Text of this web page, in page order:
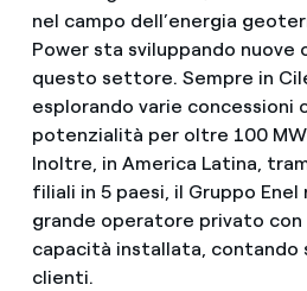
nel campo dell’energia
Power sta sviluppando nuove
questo settore. Sempre in
esplorando varie concessioni
potenzialità per oltre 100
Inoltre, in America Latina,
filiali in 5 paesi, il Gruppo
grande operatore privato con
capacità installata, contando
clienti.